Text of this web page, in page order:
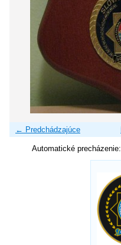
← Predchádzajúce
Automatické precházenie: